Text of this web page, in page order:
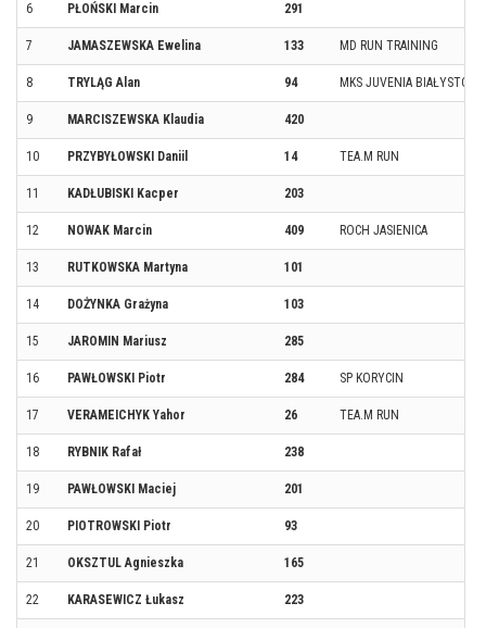
6 PŁOŃSKI Marcin 291
7 JAMASZEWSKA Ewelina 133 MD RUN TRAINING
8 TRYLĄG Alan 94 MKS JUVENIA BIAŁYSTOK
9 MARCISZEWSKA Klaudia 420
10 PRZYBYŁOWSKI Daniil 14 TEA.M RUN
11 KADŁUBISKI Kacper 203
12 NOWAK Marcin 409 ROCH JASIENICA
13 RUTKOWSKA Martyna 101
14 DOŻYNKA Grażyna 103
15 JAROMIN Mariusz 285
16 PAWŁOWSKI Piotr 284 SP KORYCIN
17 VERAMEICHYK Yahor 26 TEA.M RUN
18 RYBNIK Rafał 238
19 PAWŁOWSKI Maciej 201
20 PIOTROWSKI Piotr 93
21 OKSZTUL Agnieszka 165
22 KARASEWICZ Łukasz 223